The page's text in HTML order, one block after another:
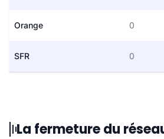
Orange 0
SFR 0
La fermeture du